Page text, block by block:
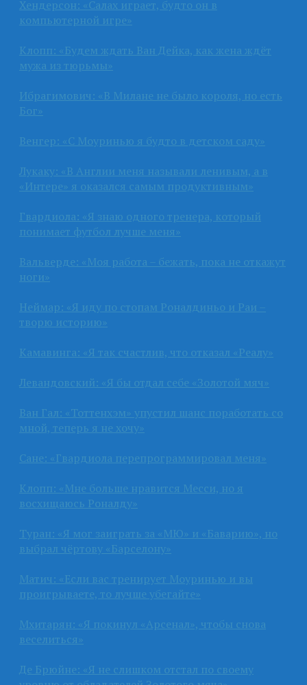
Хендерсон: «Салах играет, будто он в
компьютерной игре»
Клопп: «Будем ждать Ван Дейка, как жена ждёт
мужа из тюрьмы»
Ибрагимович: «В Милане не было короля, но есть
Бог»
Венгер: «С Моуринью я будто в детском саду»
Лукаку: «В Англии меня называли ленивым, а в
«Интере» я оказался самым продуктивным»
Гвардиола: «Я знаю одного тренера, который
понимает футбол лучше меня»
Вальверде: «Моя работа – бежать, пока не откажут
ноги»
Неймар: «Я иду по стопам Роналдиньо и Раи –
творю историю»
Камавинга: «Я так счастлив, что отказал «Реалу»
Левандовский: «Я бы отдал себе «Золотой мяч»
Ван Гал: «Тоттенхэм» упустил шанс поработать со
мной, теперь я не хочу»
Сане: «Гвардиола перепрограммировал меня»
Клопп: «Мне больше нравится Месси, но я
восхищаюсь Роналду»
Туран: «Я мог заиграть за «МЮ» и «Баварию», но
выбрал чёртову «Барселону»
Матич: «Если вас тренирует Моуринью и вы
проигрываете, то лучше убегайте»
Мхитарян: «Я покинул «Арсенал», чтобы снова
веселиться»
Де Брюйне: «Я не слишком отстал по своему